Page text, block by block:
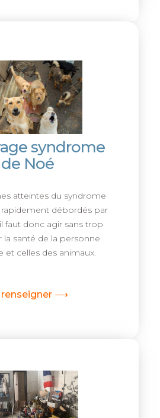
syndrome
de Noé
atteintes du syndrome
débordés par
faut donc agir sans trop
la santé de la personne
et celles des animaux.
renseigner ⟶